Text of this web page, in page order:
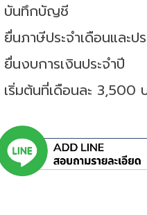
บันทึกบัญชี
ยื่นภาษีประจำเดือนและป
ยื่นงบการเงินประจำปี
เริ่มต้นที่เดือนละ 3,500